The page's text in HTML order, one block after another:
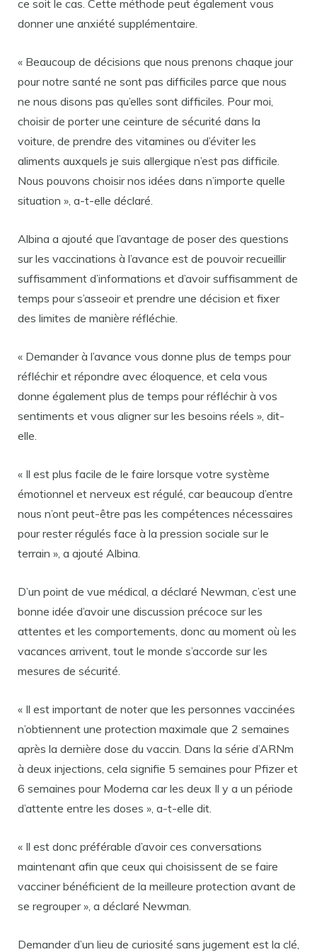
ce soit le cas. Cette méthode peut également vous
donner une anxiété supplémentaire.
« Beaucoup de décisions que nous prenons chaque jour
pour notre santé ne sont pas difficiles parce que nous
ne nous disons pas qu’elles sont difficiles. Pour moi,
choisir de porter une ceinture de sécurité dans la
voiture, de prendre des vitamines ou d’éviter les
aliments auxquels je suis allergique n’est pas difficile.
Nous pouvons choisir nos idées dans n’importe quelle
situation », a-t-elle déclaré.
Albina a ajouté que l’avantage de poser des questions
sur les vaccinations à l’avance est de pouvoir recueillir
suffisamment d’informations et d’avoir suffisamment de
temps pour s’asseoir et prendre une décision et fixer
des limites de manière réfléchie.
« Demander à l’avance vous donne plus de temps pour
réfléchir et répondre avec éloquence, et cela vous
donne également plus de temps pour réfléchir à vos
sentiments et vous aligner sur les besoins réels », dit-
elle.
« Il est plus facile de le faire lorsque votre système
émotionnel et nerveux est régulé, car beaucoup d’entre
nous n’ont peut-être pas les compétences nécessaires
pour rester régulés face à la pression sociale sur le
terrain », a ajouté Albina.
D’un point de vue médical, a déclaré Newman, c’est une
bonne idée d’avoir une discussion précoce sur les
attentes et les comportements, donc au moment où les
vacances arrivent, tout le monde s’accorde sur les
mesures de sécurité.
« Il est important de noter que les personnes vaccinées
n’obtiennent une protection maximale que 2 semaines
après la dernière dose du vaccin. Dans la série d’ARNm
à deux injections, cela signifie 5 semaines pour Pfizer et
6 semaines pour Moderna car les deux Il y a un période
d’attente entre les doses », a-t-elle dit.
« Il est donc préférable d’avoir ces conversations
maintenant afin que ceux qui choisissent de se faire
vacciner bénéficient de la meilleure protection avant de
se regrouper », a déclaré Newman.
Demander d’un lieu de curiosité sans jugement est la clé,